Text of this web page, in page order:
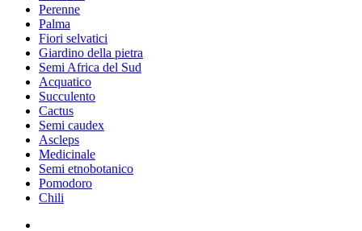
Perenne
Palma
Fiori selvatici
Giardino della pietra
Semi Africa del Sud
Acquatico
Succulento
Cactus
Semi caudex
Ascleps
Medicinale
Semi etnobotanico
Pomodoro
Chili